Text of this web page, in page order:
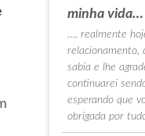
minha vida…
…, realmente
relacionamento,
sabia e lhe
continuarei
esperando que
obrigada por